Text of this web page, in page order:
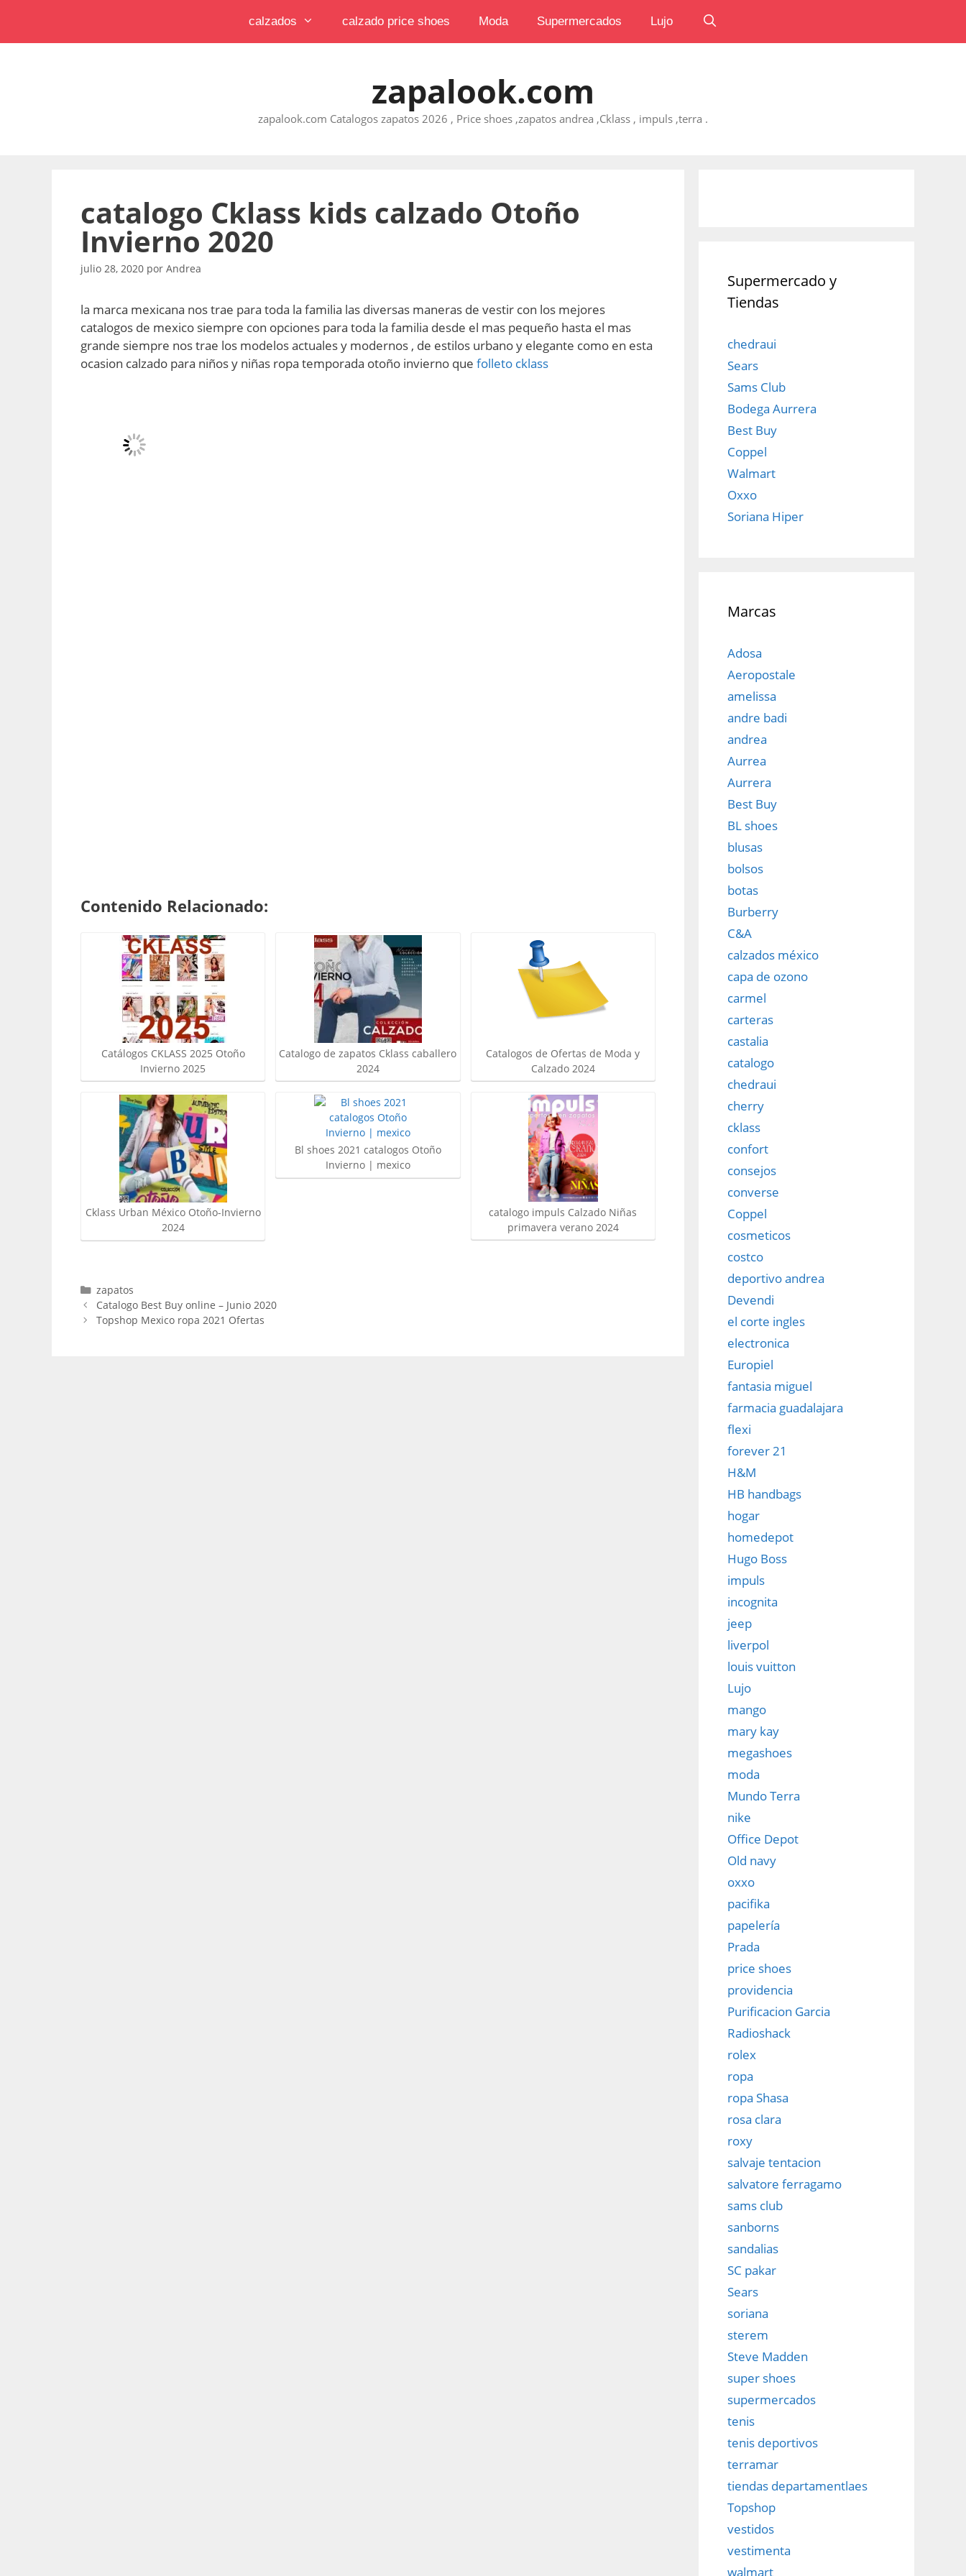
contenido
calzados calzado price shoes Moda Supermercados Lujo
zapalook.com
zapalook.com Catalogos zapatos 2026 , Price shoes ,zapatos andrea ,Cklass , impuls ,terra .
catalogo Cklass kids calzado Otoño
Invierno 2020
julio 28, 2020 por Andrea
la marca mexicana nos trae para toda la familia las diversas maneras de vestir con los mejores
catalogos de mexico siempre con opciones para toda la familia desde el mas pequeño hasta el mas
grande siempre nos trae los modelos actuales y modernos , de estilos urbano y elegante como en esta
ocasion calzado para niños y niñas ropa temporada otoño invierno que folleto cklass
Contenido Relacionado:
Catálogos CKLASS 2025 Otoño
Invierno 2025
Cklass Urban México Otoño-Invierno
2024
Catalogo de zapatos Cklass caballero
2024
Bl shoes 2021 catalogos Otoño
Invierno | mexico
Catalogos de Ofertas de Moda y
Calzado 2024
catalogo impuls Calzado Niñas
primavera verano 2024
Categorías
zapatos
Catalogo Best Buy online – Junio 2020
Topshop Mexico ropa 2021 Ofertas
Supermercado y
Tiendas
chedraui
Sears
Sams Club
Bodega Aurrera
Best Buy
Coppel
Walmart
Oxxo
Soriana Hiper
Marcas
Adosa
Aeropostale
amelissa
andre badi
andrea
Aurrea
Aurrera
Best Buy
BL shoes
blusas
bolsos
botas
Burberry
C&A
calzados méxico
capa de ozono
carmel
carteras
castalia
catalogo
chedraui
cherry
cklass
confort
consejos
converse
Coppel
cosmeticos
costco
deportivo andrea
Devendi
el corte ingles
electronica
Europiel
fantasia miguel
farmacia guadalajara
flexi
forever 21
H&M
HB handbags
hogar
homedepot
Hugo Boss
impuls
incognita
jeep
liverpol
louis vuitton
Lujo
mango
mary kay
megashoes
moda
Mundo Terra
nike
Office Depot
Old navy
oxxo
pacifika
papelería
Prada
price shoes
providencia
Purificacion Garcia
Radioshack
rolex
ropa
ropa Shasa
rosa clara
roxy
salvaje tentacion
salvatore ferragamo
sams club
sanborns
sandalias
SC pakar
Sears
soriana
sterem
Steve Madden
super shoes
supermercados
tenis
tenis deportivos
terramar
tiendas departamentlaes
Topshop
vestidos
vestimenta
walmart